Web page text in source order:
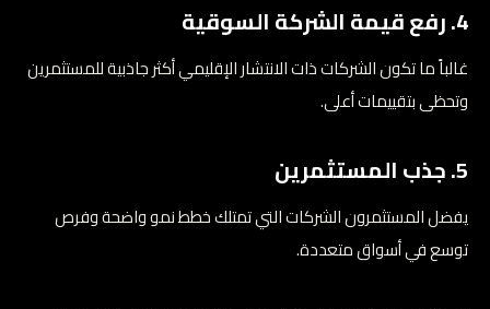
4. رفع قيمة الشركة السوقية
غالباً ما تكون الشركات ذات الانتشار الإقليمي أكثر جاذبية للمستثمرين
وتحظى بتقييمات أعلى.
5. جذب المستثمرين
يفضل المستثمرون الشركات التي تمتلك خطط نمو واضحة وفرص
توسع في أسواق متعددة.